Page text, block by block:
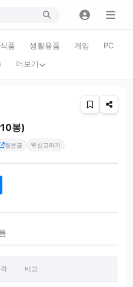
식품 생활용품 게임
PC
더보기
봉)
원본글 🚨신고하기
비고